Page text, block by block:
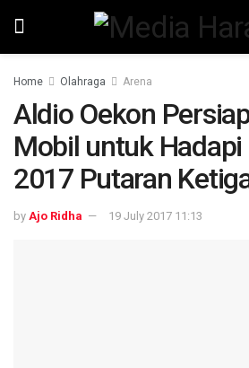
Home Olahraga Arena
Aldio Oekon
Mobil untuk Hadapi
2017 Putaran
by Ajo Ridha 19 July 2017 11:13